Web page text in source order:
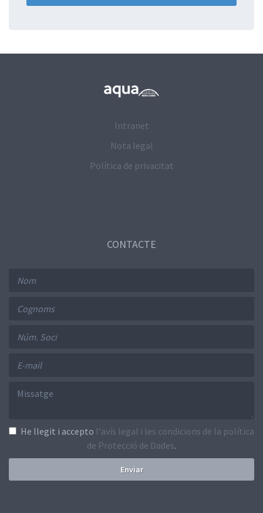
Intranet
Nota legal
Política de privacitat
CONTACTE
He llegit i accepto l'avís legal i les condicions de la política
de Protecció de Dades.